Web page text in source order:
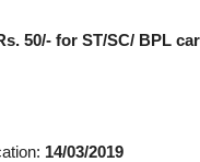
50/- for ST/SC/ BPL
14/03/2019